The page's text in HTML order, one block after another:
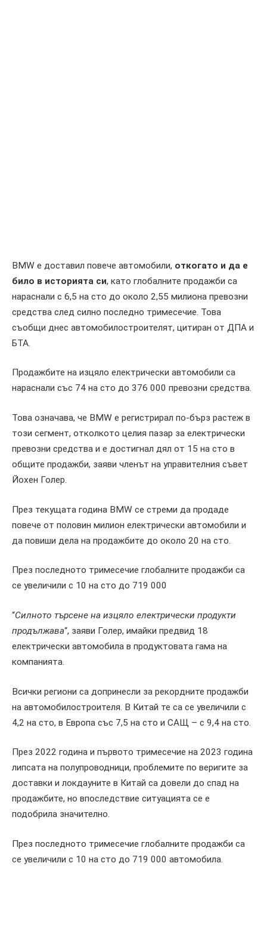
BMW е доставил повече автомобили, откогато и да е
било в историята си, като глобалните продажби са
нараснали с 6,5 на сто до около 2,55 милиона превозни
средства след силно последно тримесечие. Това
съобщи днес автомобилостроителят, цитиран от ДПА и
БТА.
Продажбите на изцяло електрически автомобили са
нараснали със 74 на сто до 376 000 превозни средства.
Това означава, че BMW е регистрирал по-бърз растеж в
този сегмент, отколкото целия пазар за електрически
превозни средства и е достигнал дял от 15 на сто в
общите продажби, заяви членът на управителния съвет
Йохен Голер.
През текущата година BMW се стреми да продаде
повече от половин милион електрически автомобили и
да повиши дела на продажбите до около 20 на сто.
През последното тримесечие глобалните продажби са
се увеличили с 10 на сто до 719 000
“Силното търсене на изцяло електрически продукти
продължава“, заяви Голер, имайки предвид 18
електрически автомобила в продуктовата гама на
компанията.
Всички региони са допринесли за рекордните продажби
на автомобилостроителя. В Китай те са се увеличили с
4,2 на сто, в Европа със 7,5 на сто и САЩ – с 9,4 на сто.
През 2022 година и първото тримесечие на 2023 година
липсата на полупроводници, проблемите по веригите за
доставки и локдауните в Китай са довели до спад на
продажбите, но впоследствие ситуацията се е
подобрила значително.
През последното тримесечие глобалните продажби са
се увеличили с 10 на сто до 719 000 автомобила.